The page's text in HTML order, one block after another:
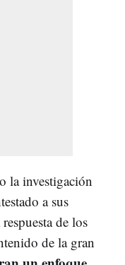
la investigación
a sus
de los
de la gran